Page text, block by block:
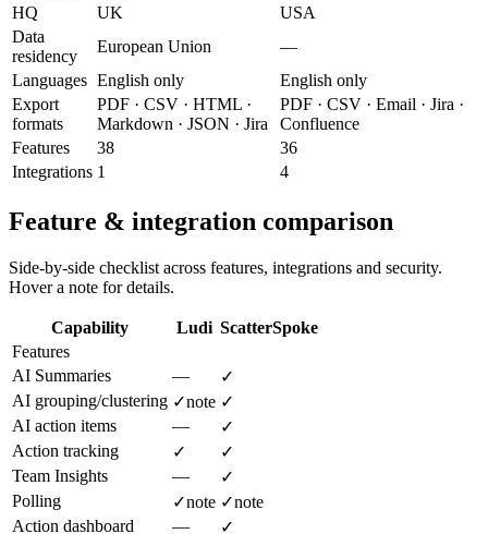
HQ
UK
USA
Data
residency
European Union
—
Languages English only
English only
Export
formats
PDF · CSV · HTML ·
Markdown · JSON · Jira
PDF · CSV · Email · Jira ·
Confluence
Features
38
36
Integrations 1 4
Feature & integration comparison
Side-by-side checklist across features, integrations and security.
Hover a note for details.
Capability Ludi ScatterSpoke
Features
AI Summaries
—
✓
AI grouping/clustering ✓note ✓
AI action items
—
✓
Action tracking
✓
✓
Team Insights
—
✓
Polling
✓note ✓note
Action dashboard
— ✓